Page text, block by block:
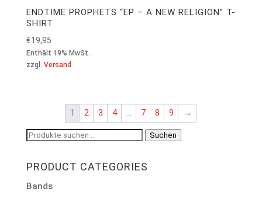
ENDTIME PROPHETS “EP – A NEW RELIGION” T-
SHIRT
€19,95
Enthält 19% MwSt.
zzgl. Versand
1 2 3 4 … 7 8 9 →
Suchen
Suchen
PRODUCT CATEGORIES
Bands